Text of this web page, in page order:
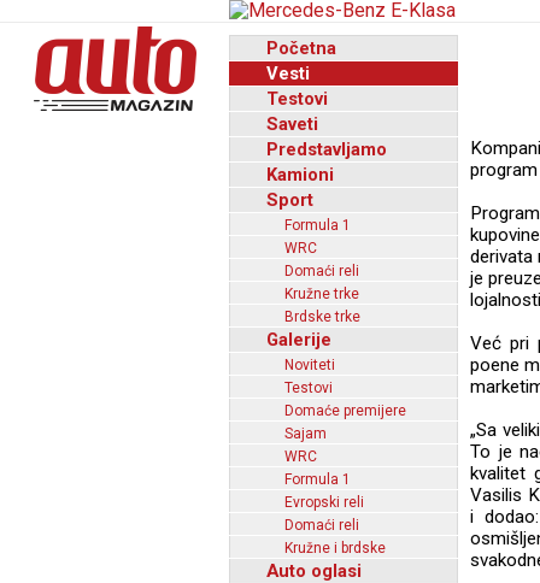
Početna
Vesti
Testovi
Saveti
Predstavljamo
Kamioni
Sport
Formula 1
WRC
Domaći reli
Kružne trke
Brdske trke
Galerije
Noviteti
Testovi
Domaće premijere
Sajam
WRC
Formula 1
Evropski reli
Domaći reli
Kružne i brdske
Auto oglasi
derivata
je
Već pri
poene
„Sa
To je
kvalitet
Vasilis
i